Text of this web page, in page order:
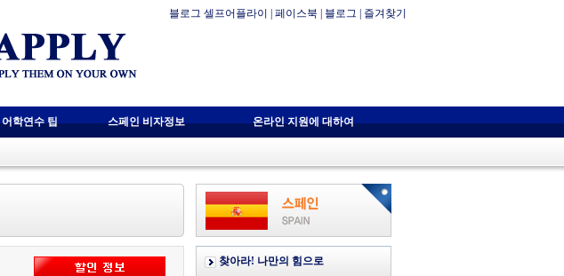
블로그 셀프어플라이 페이스북 블로그 즐겨찾기
어학연수 팁 스페인 비자정보 온라인 지원에 대하여